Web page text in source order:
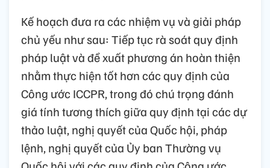
Kế hoạch đưa ra các nhiệm vụ và giải pháp
chủ yếu như sau: Tiếp tục rà soát quy định
pháp luật và đề xuất phương án hoàn thiện
nhằm thực hiện tốt hơn các quy định của
Công ước ICCPR, trong đó chú trọng đánh
giá tính tương thích giữa quy định tại các dự
thảo luật, nghị quyết của Quốc hội, pháp
lệnh, nghị quyết của Ủy ban Thường vụ